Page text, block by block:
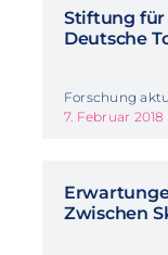
Stiftung für
Deutsche
Forschung
7. Februar 2018
Zwischen